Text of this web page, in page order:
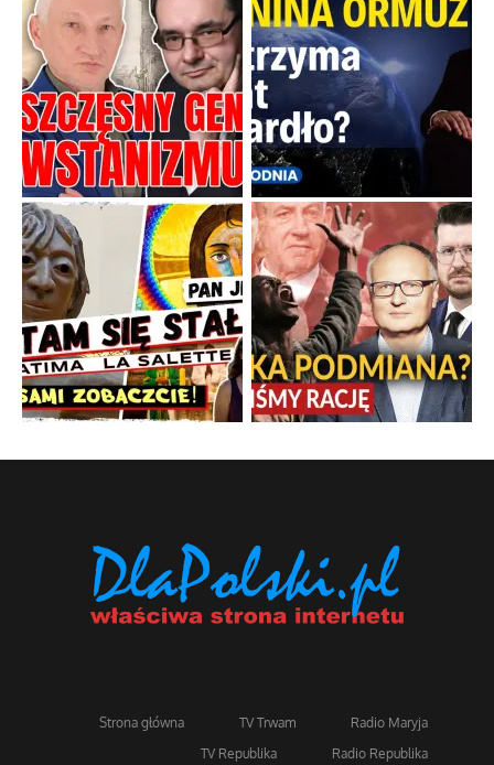
Strona główna TV Trwam
Radio Maryja
TV Republika
Radio Republika